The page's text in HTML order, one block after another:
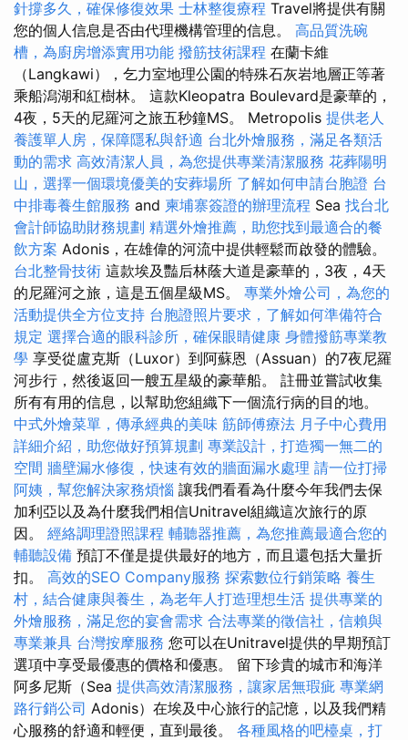
針撐多久，確保修復效果 士林整復療程 Travel將提供有關
您的個人信息是否由代理機構管理的信息。 高品質洗碗
槽，為廚房增添實用功能 撥筋技術課程 在蘭卡維
（Langkawi），乞力室地理公園的特殊石灰岩地層正等著
乘船潟湖和紅樹林。 這款Kleopatra Boulevard是豪華的，
4夜，5天的尼羅河之旅五秒鐘MS。 Metropolis 提供老人
養護單人房，保障隱私與舒適 台北外燴服務，滿足各類活
動的需求 高效清潔人員，為您提供專業清潔服務 花葬陽明
山，選擇一個環境優美的安葬場所 了解如何申請台胞證 台
中排毒養生館服務 and 柬埔寨簽證的辦理流程 Sea 找台北
會計師協助財務規劃 精選外燴推薦，助您找到最適合的餐
飲方案 Adonis，在雄偉的河流中提供輕鬆而啟發的體驗。
台北整骨技術 這款埃及豔后林蔭大道是豪華的，3夜，4天
的尼羅河之旅，這是五個星級MS。 專業外燴公司，為您的
活動提供全方位支持 台胞證照片要求，了解如何準備符合
規定 選擇合適的眼科診所，確保眼睛健康 身體撥筋專業教
學 享受從盧克斯（Luxor）到阿蘇恩（Assuan）的7夜尼羅
河步行，然後返回一艘五星級的豪華船。 註冊並嘗試收集
所有有用的信息，以幫助您組織下一個流行病的目的地。
中式外燴菜單，傳承經典的美味 筋師傅療法 月子中心費用
詳細介紹，助您做好預算規劃 專業設計，打造獨一無二的
空間 牆壁漏水修復，快速有效的牆面漏水處理 請一位打掃
阿姨，幫您解決家務煩惱 讓我們看看為什麼今年我們去保
加利亞以及為什麼我們相信Unitravel組織這次旅行的原
因。 經絡調理證照課程 輔聽器推薦，為您推薦最適合您的
輔聽設備 預訂不僅是提供最好的地方，而且還包括大量折
扣。 高效的SEO Company服務 探索數位行銷策略 養生
村，結合健康與養生，為老年人打造理想生活 提供專業的
外燴服務，滿足您的宴會需求 合法專業的徵信社，信賴與
專業兼具 台灣按摩服務 您可以在Unitravel提供的早期預訂
選項中享受最優惠的價格和優惠。 留下珍貴的城市和海洋
阿多尼斯（Sea 提供高效清潔服務，讓家居無瑕疵 專業網
路行銷公司 Adonis）在埃及中心旅行的記憶，以及我們精
心服務的舒適和輕便，直到最後。 各種風格的吧檯桌，打